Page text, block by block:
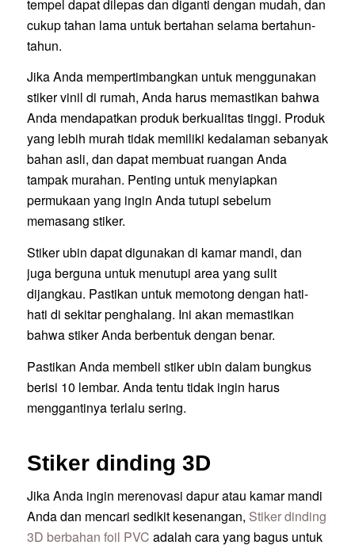
tempel dapat dilepas dan diganti dengan mudah, dan
cukup tahan lama untuk bertahan selama bertahun-
tahun.
Jika Anda mempertimbangkan untuk menggunakan
stiker vinil di rumah, Anda harus memastikan bahwa
Anda mendapatkan produk berkualitas tinggi. Produk
yang lebih murah tidak memiliki kedalaman sebanyak
bahan asli, dan dapat membuat ruangan Anda
tampak murahan. Penting untuk menyiapkan
permukaan yang ingin Anda tutupi sebelum
memasang stiker.
Stiker ubin dapat digunakan di kamar mandi, dan
juga berguna untuk menutupi area yang sulit
dijangkau. Pastikan untuk memotong dengan hati-
hati di sekitar penghalang. Ini akan memastikan
bahwa stiker Anda berbentuk dengan benar.
Pastikan Anda membeli stiker ubin dalam bungkus
berisi 10 lembar. Anda tentu tidak ingin harus
menggantinya terlalu sering.
Stiker dinding 3D
Jika Anda ingin merenovasi dapur atau kamar mandi
Anda dan mencari sedikit kesenangan, Stiker dinding
3D berbahan foil PVC adalah cara yang bagus untuk